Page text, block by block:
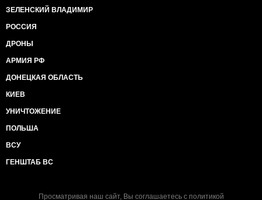
ЗЕЛЕНСКИЙ ВЛАДИМИР
РОССИЯ
ДРОНЫ
АРМИЯ РФ
ДОНЕЦКАЯ ОБЛАСТЬ
КИЕВ
УНИЧТОЖЕНИЕ
ПОЛЬША
ВСУ
ГЕНШТАБ ВС
Просматривая наш сайт, Вы соглашаетесь с политикой